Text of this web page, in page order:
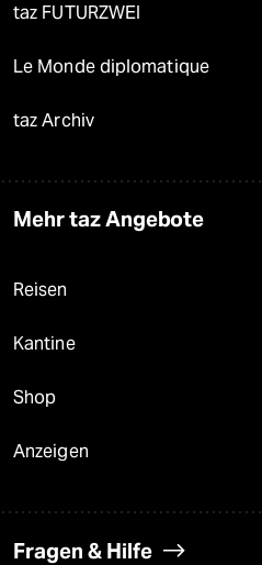
taz FUTURZWEI
Le Monde diplomatique
taz Archiv
Mehr taz Angebote
Reisen
Kantine
Shop
Anzeigen
Fragen & Hilfe